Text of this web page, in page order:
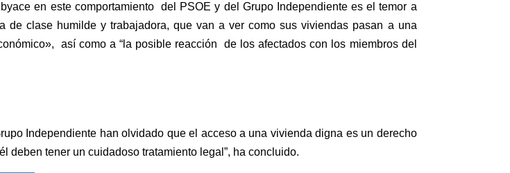
en este comportamiento del PSOE y del Grupo Independiente es el temor a
de clase humilde y trabajadora, que van a ver como sus viviendas pasan a una
así como a “la posible reacción de los afectados con los miembros del
Independiente han olvidado que el acceso a una vivienda digna es un derecho
deben tener un cuidadoso tratamiento legal”, ha concluido.